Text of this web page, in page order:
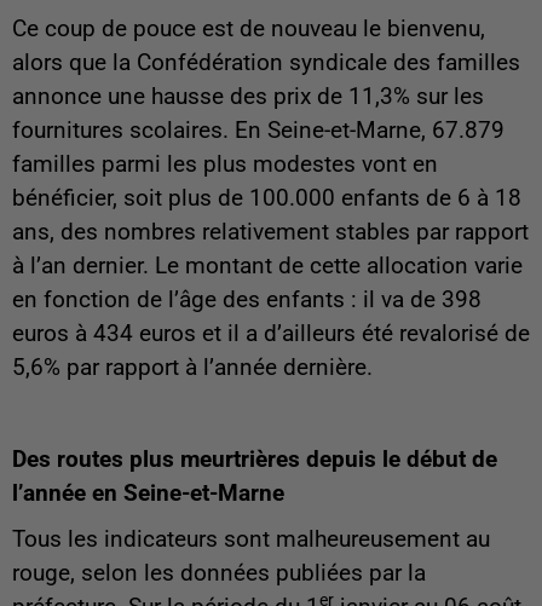
Ce coup de pouce est de nouveau le bienvenu,
alors que la Confédération syndicale des familles
annonce une hausse des prix de 11,3% sur les
fournitures scolaires. En Seine-et-Marne, 67.879
familles parmi les plus modestes vont en
bénéficier, soit plus de 100.000 enfants de 6 à 18
ans, des nombres relativement stables par rapport
à l’an dernier. Le montant de cette allocation varie
en fonction de l’âge des enfants : il va de 398
euros à 434 euros et il a d’ailleurs été revalorisé de
5,6% par rapport à l’année dernière.
Des routes plus meurtrières depuis le début de
l’année en Seine-et-Marne
Tous les indicateurs sont malheureusement au
rouge, selon les données publiées par la
er